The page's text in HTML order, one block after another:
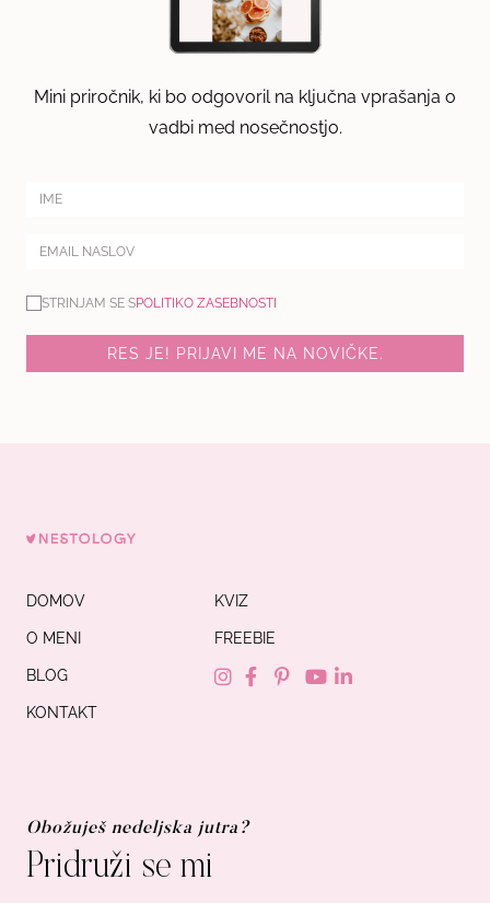
Mini priročnik, ki bo odgovoril na ključna vprašanja o
vadbi med nosečnostjo.
STRINJAM SE SPOLITIKO ZASEBNOSTI
RES JE! PRIJAVI ME NA NOVIČKE.
DOMOV
O MENI
BLOG
KONTAKT
KVIZ
FREEBIE
Obožuješ nedeljska jutra?
Pridruži se mi